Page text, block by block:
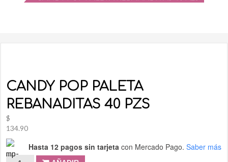
CANDY POP PALETA
REBANADITAS 40 PZS
$
134.90
Hasta 12 pagos sin tarjeta con Mercado Pago. Saber más